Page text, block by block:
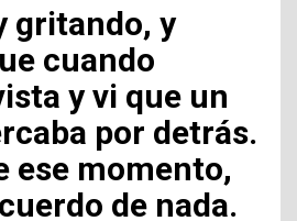
gritando, y
cuando
y vi que un
por detrás.
ese momento,
de nada.